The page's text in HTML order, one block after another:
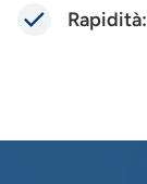
Rapidità: